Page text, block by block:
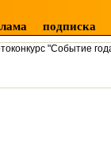
подписка
"Событие